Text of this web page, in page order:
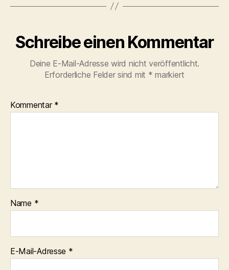
Schreibe einen Kommentar
Deine E-Mail-Adresse wird nicht veröffentlicht.
Erforderliche Felder sind mit * markiert
Kommentar *
Name *
E-Mail-Adresse *